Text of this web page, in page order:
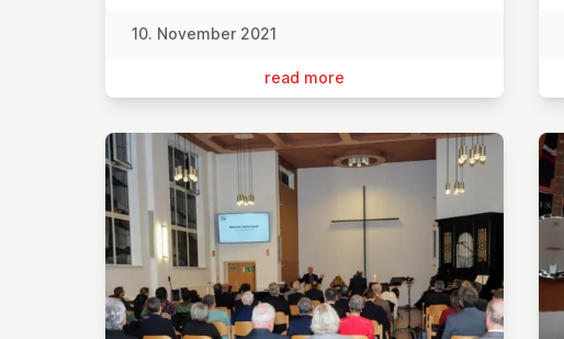
10. November 2021
read more